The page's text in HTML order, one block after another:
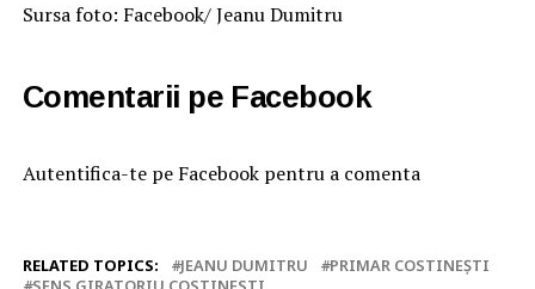
Sursa foto: Facebook/ Jeanu Dumitru
Comentarii pe Facebook
Autentifica-te pe Facebook pentru a comenta
RELATED TOPICS: JEANU DUMITRU
PRIMAR COSTINEȘTI